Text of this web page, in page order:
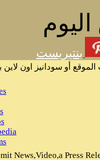
بنتيريست
أو سودانيز اون لاين
News,Video,a Press